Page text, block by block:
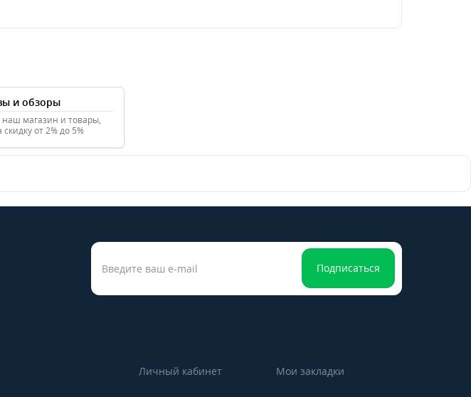
и обзоры
магазин и товары,
от 2% до 5%
Подписаться
Личный кабинет Мои закладки